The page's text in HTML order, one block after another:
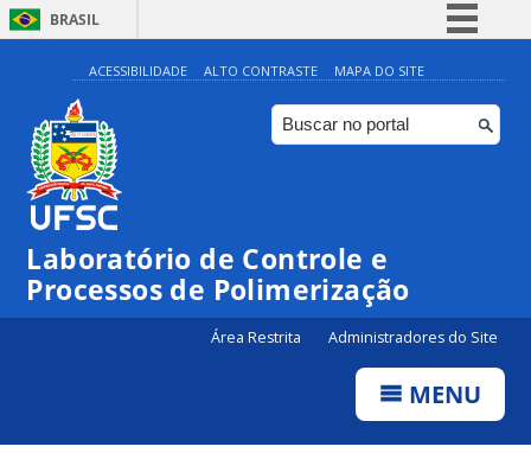
BRASIL
Simplifique!
Comunica BR
Participe
Canais
ACESSIBILIDADE ALTO CONTRASTE MAPA DO SITE
Laboratório de Controle e
Processos de Polimerização
Área Restrita Administradores do Site
MENU